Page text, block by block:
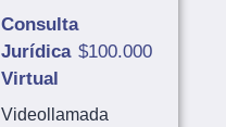
Consulta
Jurídica
Virtual
$100.000
Videollamada